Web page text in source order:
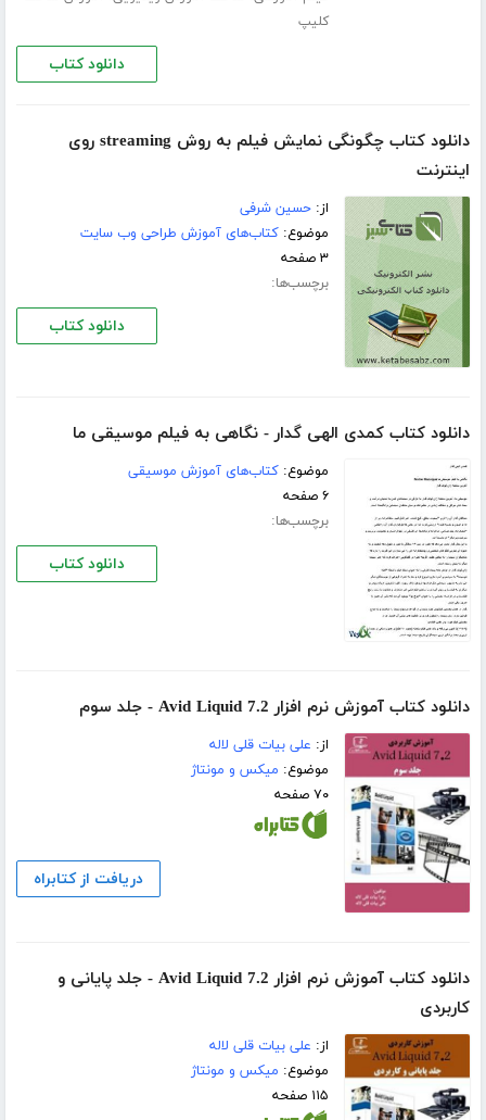
کلیپ
دانلود کتاب
دانلود کتاب چگونگی نمایش فیلم به روش streaming روی
اینترنت
از:حسین شرفی
موضوع:کتاب‌های آموزش طراحی وب سایت
۳ صفحه
برچسب‌ها:
دانلود کتاب
دانلود کتاب کمدی الهی گدار - نگاهی به فیلم موسیقی ما
موضوع:کتاب‌های آموزش موسیقی
۶ صفحه
برچسب‌ها:
دانلود کتاب
دانلود کتاب آموزش نرم افزار Avid Liquid 7.2 - جلد سوم
از: علی بیات قلی لاله
موضوع: میکس و مونتاژ
۷۰ صفحه
دریافت از کتابراه
دانلود کتاب آموزش نرم افزار Avid Liquid 7.2 - جلد پایانی و
کاربردی
از: علی بیات قلی لاله
موضوع: میکس و مونتاژ
۱۱۵ صفحه